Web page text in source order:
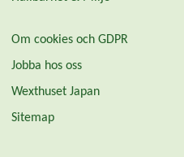
Om cookies och GDPR
Jobba hos oss
Wexthuset Japan
Sitemap